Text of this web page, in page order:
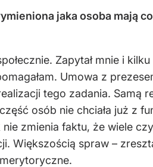
jaka osoba mają
Zapytał mnie i
Umowa z
tego zadania. Samą
osób nie chciała już z
zmienia faktu, że wiele
Większością spraw –